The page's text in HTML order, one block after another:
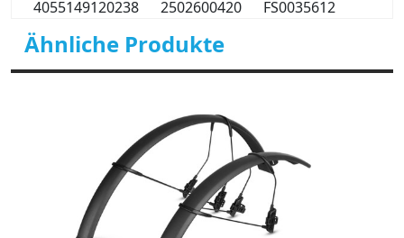
4055149120238
2502600420
FS0035612
Ähnliche Produkte